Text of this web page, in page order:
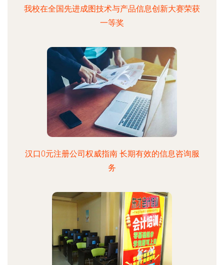
我校在全国先进成图技术与产品信息创新大赛荣获
一等奖
汉口0元注册公司权威指南 长期有效的信息咨询服
务